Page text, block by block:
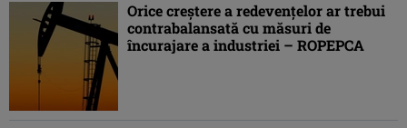
Orice creştere a redevenţelor ar trebui
contrabalansată cu măsuri de
încurajare a industriei – ROPEPCA